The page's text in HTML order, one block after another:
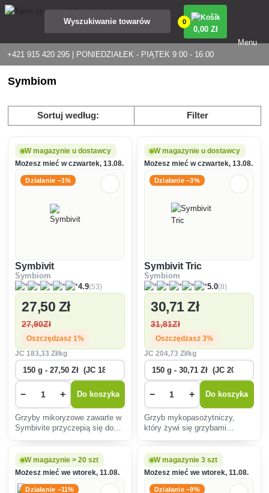
+421 915 420 295 | PONIEDZIAŁEK - PIĄTEK 9:00 - 16:00
0
0,00 Zł
Menu
Symbiom
Sortuj według: Filter
W magazynie u dostawcy
Możesz mieć w czwartek, 13.08.
Działanie −1%
Symbivit
Symbiom
4.9(53)
27,50 Zł
27,90Zł
Oszczędzasz 1%
JC183,33 Zł/kg
− + Do koszyka
Grzyby mikoryzowe zawarte w
Symbivite przyczepią się do
odżywcze z gleby i wspierając
roślinę przez całe jej życie.
W magazynie u dostawcy
Możesz mieć w czwartek, 13.08.
Działanie −3%
Symbivit Tric
Symbiom
5.0(8)
30,71 Zł
31,81Zł
Oszczędzasz 3%
JC 204,73 Zł/kg
− + Do koszyka
Grzyb mykopasożytniczy,
który żywi się grzybami
produktem nie cierpią z
powodu takich problemów jak
plamy i parch
W magazynie > 20 szt
Możesz mieć we wtorek, 11.08.
Działanie −11%
W magazynie 3 szt
Możesz mieć we wtorek, 11.08.
Działanie −9%